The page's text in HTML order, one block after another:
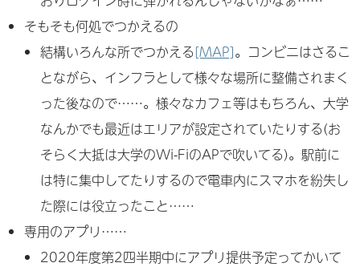
そもそも何処でつかえるの
結構いろんな所でつかえる[MAP]。コンビニはさるこ
とながら、インフラとして様々な場所に整備されまく
った後なので……。様々なカフェ等はもちろん、大学
なんかでも最近はエリアが設定されていたりする(お
そらく大抵は大学のWi-FiのAPで吹いてる)。駅前に
は特に集中してたりするので電車内にスマホを紛失し
た際には役立ったこと……
専用のアプリ……
2020年度第2四半期中にアプリ提供予定ってかいて